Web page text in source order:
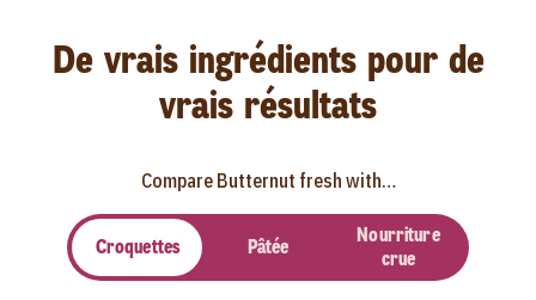
De vrais ingrédients pour de
vrais résultats
Compare Butternut fresh with…
Croquettes Pâtée
Nourriture
crue